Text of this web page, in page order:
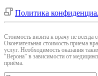
Политика
Cтоимость визита к врачу не всегда
Окончательная стоимость приема
услуг. Необходимость оказания
"Верона" в зависимости от
приёма.